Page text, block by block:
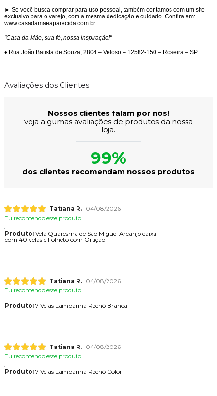
► Se você busca comprar para uso pessoal, também contamos com um site
exclusivo para o varejo, com a mesma dedicação e cuidado. Confira em:
www.casadamaeaparecida.com.br
"Casa da Mãe, sua fé, nossa inspiração!"
♦ Rua João Batista de Souza, 2804 – Veloso – 12582-150 – Roseira – SP
Avaliações dos Clientes
Nossos clientes falam por nós!
veja algumas avaliações de produtos da nossa
loja.
99%
dos clientes recomendam nossos produtos
Tatiana R.
04/08/2026
Eu recomendo esse produto.
Produto:Vela Quaresma de São Miguel Arcanjo caixa
com 40 velas e Folheto com Oração
Tatiana R.
04/08/2026
Eu recomendo esse produto.
Produto:7 Velas Lamparina Rechô Branca
Tatiana R.
04/08/2026
Eu recomendo esse produto.
Produto:7 Velas Lamparina Rechô Color